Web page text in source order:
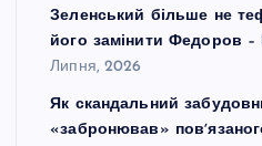
Зеленський більше не
його замінити Федоров
Липня, 2026
Як скандальний
«забронював»